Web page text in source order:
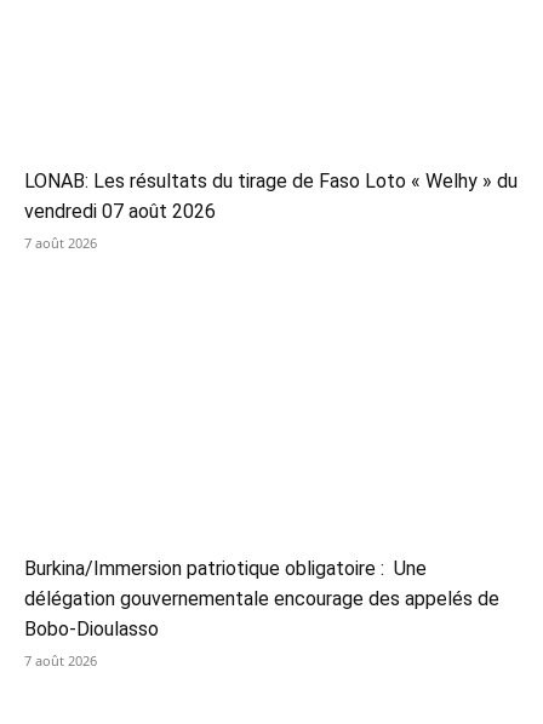
LONAB: Les résultats du tirage de Faso Loto « Welhy » du
vendredi 07 août 2026
7 août 2026
Burkina/Immersion patriotique obligatoire : Une
délégation gouvernementale encourage des appelés de
Bobo-Dioulasso
7 août 2026